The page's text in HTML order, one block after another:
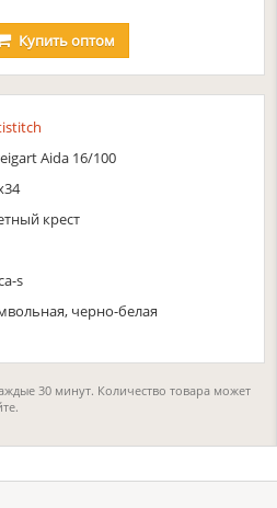
Купитьоптом
Aida 16/100
крест
s
черно-белая
30 минут. Количество товара может